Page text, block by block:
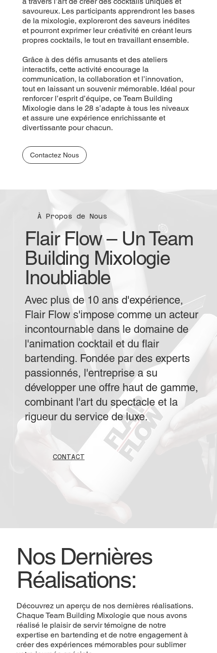
savoureux. Les participants apprendront les bases
de la mixologie, exploreront des saveurs inédites
et pourront exprimer leur créativité en créant leurs
propres cocktails, le tout en travaillant ensemble.
Grâce à des défis amusants et des ateliers
interactifs, cette activité encourage la
communication, la collaboration et l’innovation,
tout en laissant un souvenir mémorable. Idéal pour
renforcer l’esprit d’équipe, ce Team Building
Mixologie dans le 28 s’adapte à tous les niveaux
et assure une expérience enrichissante et
divertissante pour chacun.
Contactez Nous
À Propos de Nous
Flair Flow – Un Team
Building Mixologie
Inoubliable
CONTACT
Avec plus de 10 ans d'expérience,
Flair Flow s'impose comme un acteur
incontournable dans le domaine de
l'animation cocktail et du flair
bartending. Fondée par des experts
passionnés, l'entreprise a su
développer une offre haut de gamme,
combinant l'art du spectacle et la
rigueur du service de luxe.
Nos Dernières
Réalisations:
Découvrez un aperçu de nos dernières réalisations.
Chaque Team Building Mixologie que nous avons
réalisé le plaisir de servir témoigne de notre
expertise en bartending et de notre engagement à
créer des expériences mémorables pour sublimer